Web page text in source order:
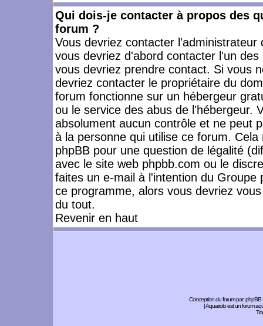
Qui dois-je contacter à propos des
forum ?
Vous devriez contacter
vous devriez d'abord contacter l'un
vous devriez prendre contact. Si vous
devriez contacter le propriétaire du
forum fonctionne sur un hébergeur
ou le service des abus de l'hébergeur.
absolument aucun contrôle et ne peut
à la personne qui utilise ce forum.
phpBB pour une question de légalité
avec le site web phpbb.com ou le
faites un e-mail à l'intention du
ce programme, alors vous devriez
du tout.
Revenir en haut
Conception du forum par:phpBB
| Aquariolo est un forum